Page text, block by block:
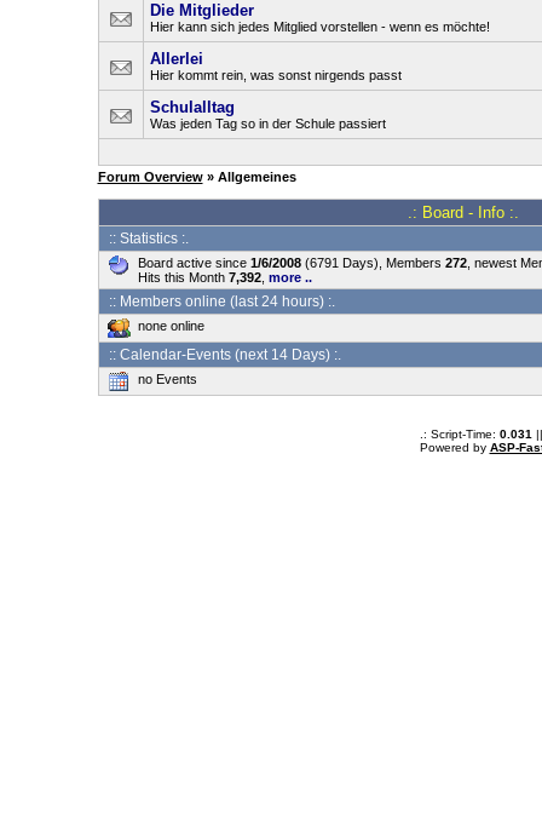
Die Mitglieder
Hier kann sich jedes Mitglied vorstellen - wenn es möchte!
Allerlei
Hier kommt rein, was sonst nirgends passt
Schulalltag
Was jeden Tag so in der Schule passiert
Forum Overview » Allgemeines
.: Board - Info :.
:: Statistics :.
Board active since 1/6/2008(6791 Days), Members 272, newest
Hits this Month 7,392, more ..
:: Members online (last 24 hours) :.
none online
:: Calendar-Events (next 14 Days) :.
no Events
.: Script-Time: 0.031
Powered by ASP-